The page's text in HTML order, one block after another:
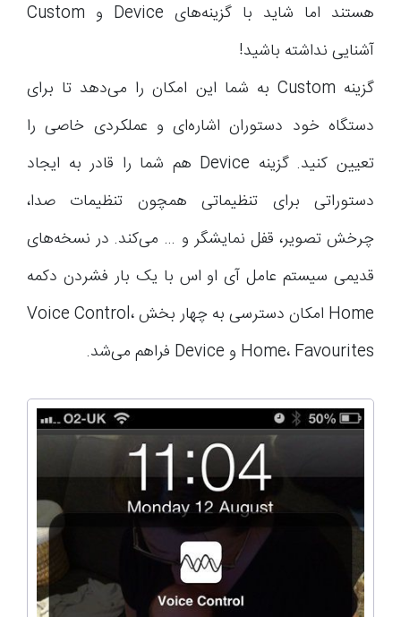
هستند اما شاید با گزینه‌های Device و Custom
آشنایی نداشته باشید!
گزینه Custom به شما این امکان را می‌دهد تا برای
دستگاه خود دستوران اشاره‌ای و عملکردی خاصی را
تعیین کنید. گزینه Device هم شما را قادر به ایجاد
دستوراتی برای تنظیماتی همچون تنظیمات صدا،
چرخش تصویر، قفل نمایشگر و … می‌کند. در نسخه‌های
قدیمی سیستم عامل آی او اس با یک بار فشردن دکمه
Home امکان دسترسی به چهار بخش Voice Control،
Home، Favourites و Device فراهم می‌شد.